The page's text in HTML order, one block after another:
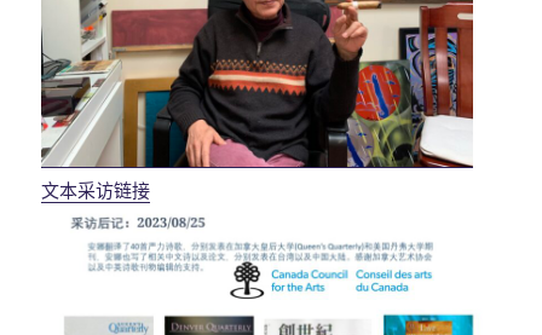
文本采访链接